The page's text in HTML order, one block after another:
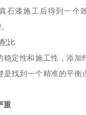
石漆施工后得到一个
比
定性和施工性，添加
是找到一个精准的平衡
重